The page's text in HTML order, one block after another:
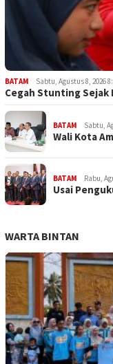
BATAM Sabtu, Agustus 8, 2026
Cegah Stunting Sejak
BATAM Sabtu,
Wali Kota
BATAM Rabu,
Usai
WARTA BINTAN